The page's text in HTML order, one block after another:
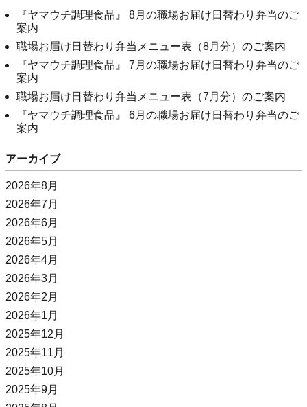
『ヤマウチ調理食品』 8月の職場お届け日替わり弁当のご
案内
職場お届け日替わり弁当メニュー表（8月分）のご案内
『ヤマウチ調理食品』 7月の職場お届け日替わり弁当のご
案内
職場お届け日替わり弁当メニュー表（7月分）のご案内
『ヤマウチ調理食品』 6月の職場お届け日替わり弁当のご
案内
アーカイブ
2026年8月
2026年7月
2026年6月
2026年5月
2026年4月
2026年3月
2026年2月
2026年1月
2025年12月
2025年11月
2025年10月
2025年9月